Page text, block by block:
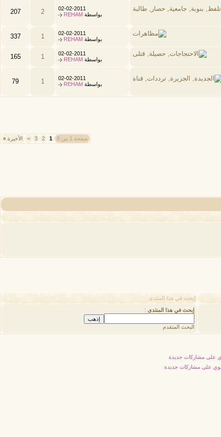
02-02-2011
بواسطة REHAM
2
207
02-02-2011
بواسطة REHAM
1
337
02-02-2011
بواسطة REHAM
1
165
02-02-2011
بواسطة REHAM
1
79
صفحة 1 من 8 1
2
3
> الأخيرة »
إبحث في هذا المنتدى
إبحث في هذا المنتدى :
البحث المتقدم
على مشاركات جديدة
على مشاركات جديدة